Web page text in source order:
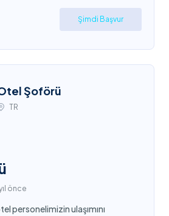
Şimdi Başvur
Şoförü
TR
önce
personelimizin ulaşımını